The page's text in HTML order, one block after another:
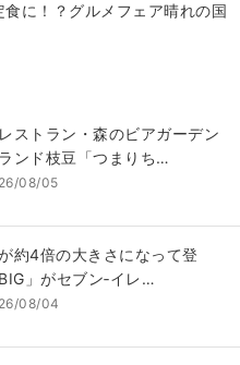
に！？グルメフェア晴れの国
ストラン・森のビアガーデン
ンド枝豆「つまりち…
08/05
約4倍の大きさになって登
」がセブン‐イレ…
08/04